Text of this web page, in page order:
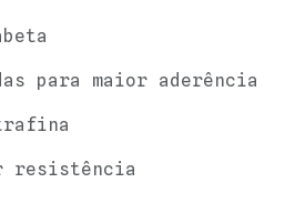
para maior aderência
resistência